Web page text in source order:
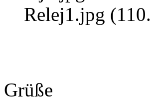
Relej1.jpg
Grüße